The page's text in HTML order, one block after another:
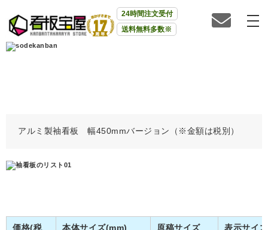
24時間注文受付
送料無料多数※
アルミ製袖看板 幅450mmバージョン（※金額は税別）
価格(税
本体サイズ(mm)
原稿サイズ
表示サイズ